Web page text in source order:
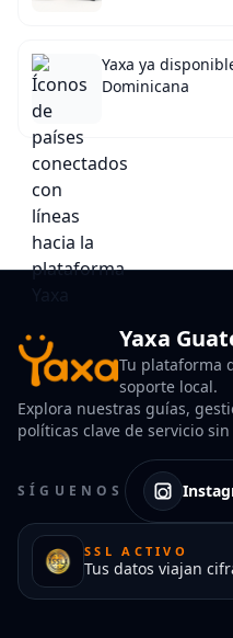
Yaxa ya
Dominicana
Yaxa
Tu plataforma
soporte local.
Explora nuestras guías,
políticas clave de servicio
SÍGUENOS
SSL ACTIVO
Tus datos viajan